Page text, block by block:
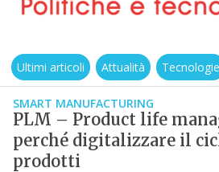
Ultimi articoli Attualità Tecnologie
SMART MANUFACTURING
PLM – Product life
perché digitalizzare il
prodotti